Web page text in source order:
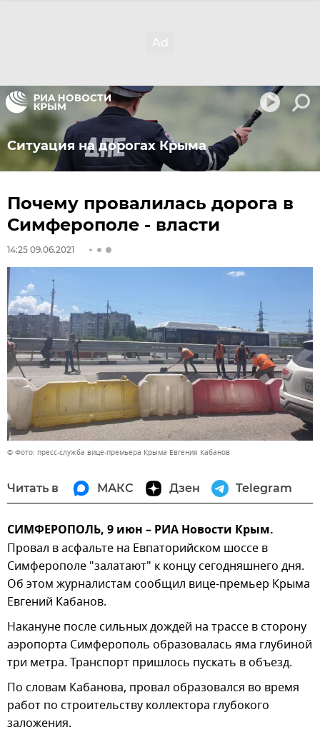
Ситуация на дорогах Крыма
Почему провалилась дорога в
Симферополе - власти
14:25 09.06.2021
© Фото: пресс-служба вице-премьера Крыма Евгения Кабанов
Читать в МАКС Дзен Telegram
СИМФЕРОПОЛЬ, 9 июн – РИА Новости Крым.
Провал в асфальте на Евпаторийском шоссе в
Симферополе "залатают" к концу сегодняшнего дня.
Об этом журналистам сообщил вице-премьер Крыма
Евгений Кабанов.
Накануне после сильных дождей на трассе в сторону
аэропорта Симферополь образовалась яма глубиной
три метра. Транспорт пришлось пускать в объезд.
По словам Кабанова, провал образовался во время
работ по строительству коллектора глубокого
заложения.